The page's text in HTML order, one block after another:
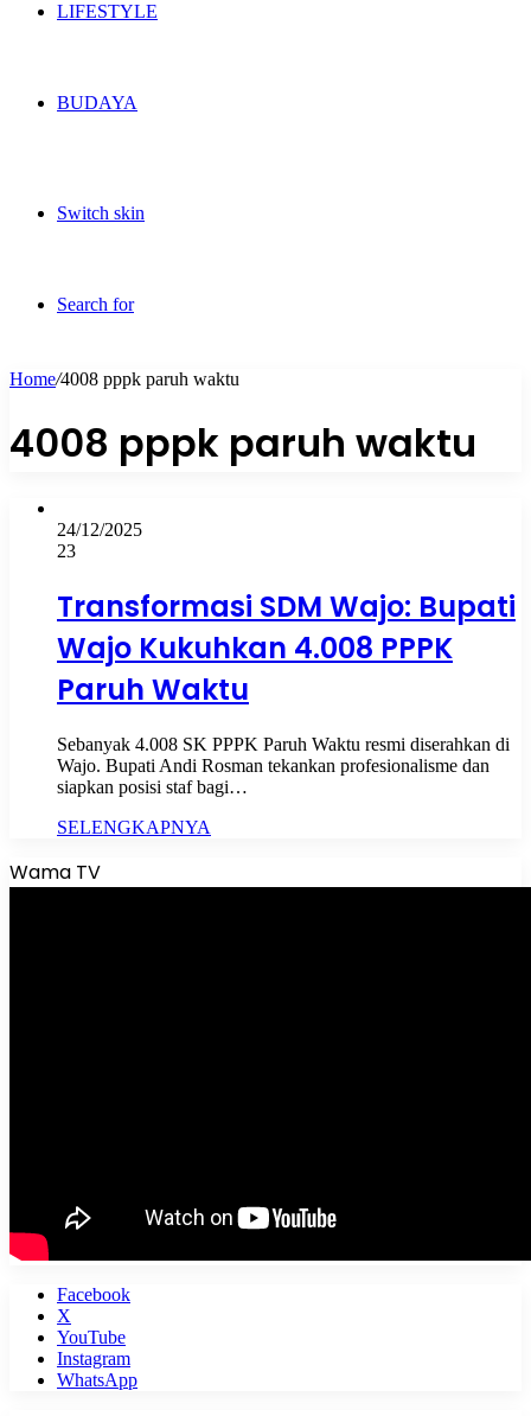
LIFESTYLE
BUDAYA
Switch skin
Search for
Home/4008 pppk paruh waktu
4008 pppk paruh waktu
24/12/2025
23
Transformasi SDM Wajo: Bupati
Wajo Kukuhkan 4.008 PPPK
Paruh Waktu
Sebanyak 4.008 SK PPPK Paruh Waktu resmi diserahkan di
Wajo. Bupati Andi Rosman tekankan profesionalisme dan
siapkan posisi staf bagi…
SELENGKAPNYA
Wama TV
Facebook
X
YouTube
Instagram
WhatsApp